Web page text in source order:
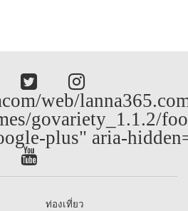
web/
govariety_1.1.2/
plus" aria-
ท่องเที่ยว